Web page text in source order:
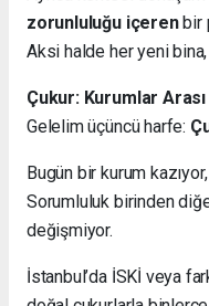
zorunluluğu içerenbir
Aksi halde her yeni
Çukur: Kurumlar
Gelelim üçüncü harfe:
Bugün bir kurum
Sorumluluk birinden
değişmiyor.
İstanbul’da İSKİ veya